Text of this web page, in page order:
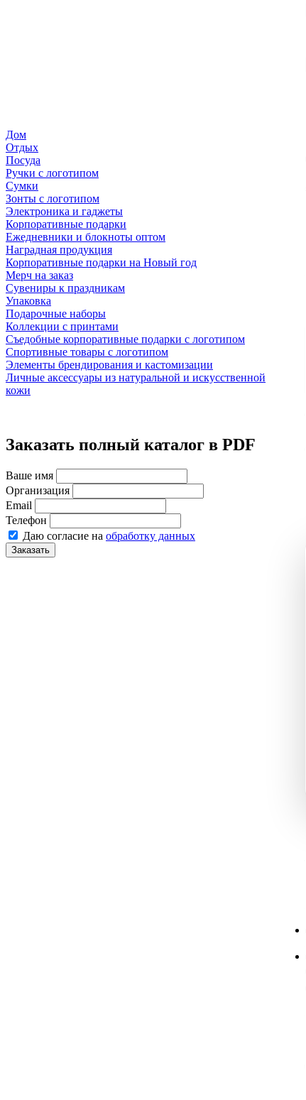
Дом
Отдых
Посуда
Ручки с логотипом
Сумки
Зонты с логотипом
Электроника и гаджеты
Корпоративные подарки
Ежедневники и блокноты оптом
Наградная продукция
Корпоративные подарки на Новый год
Мерч на заказ
Сувениры к праздникам
Упаковка
Подарочные наборы
Коллекции с принтами
Съедобные корпоративные подарки с логотипом
Спортивные товары с логотипом
Элементы брендирования и кастомизации
Личные аксессуары из натуральной и искусственной
кожи
Заказать полный каталог в PDF
Ваше имя
Организация
Email
Телефон
Даю согласие на обработку данных
Заказать